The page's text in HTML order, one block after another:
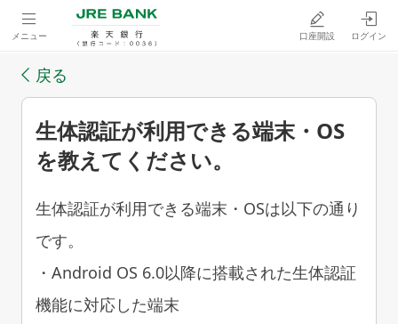
メニュー 口座開設 ログイン
戻る
生体認証が利用できる端末・OS
を教えてください。
生体認証が利用できる端末・OSは以下の通り
です。
・Android OS 6.0以降に搭載された生体認証
機能に対応した端末